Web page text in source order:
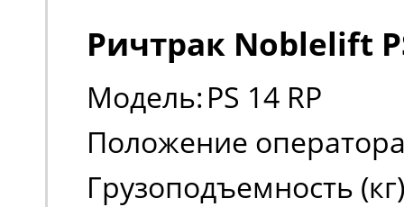
Ричтрак Noblelift
Модель: PS 14 RP
Положение
Грузоподъемность